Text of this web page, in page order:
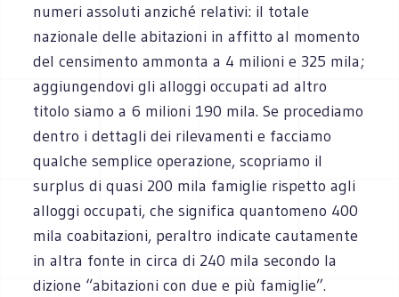
numeri assoluti anziché relativi: il totale
nazionale delle abitazioni in affitto al momento
del censimento ammonta a 4 milioni e 325 mila;
aggiungendovi gli alloggi occupati ad altro
titolo siamo a 6 milioni 190 mila. Se procediamo
dentro i dettagli dei rilevamenti e facciamo
qualche semplice operazione, scopriamo il
surplus di quasi 200 mila famiglie rispetto agli
alloggi occupati, che significa quantomeno 400
mila coabitazioni, peraltro indicate cautamente
in altra fonte in circa di 240 mila secondo la
dizione “abitazioni con due e più famiglie”.